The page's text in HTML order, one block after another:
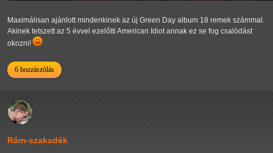
Maximálisan ajánlott mindenkinek az új Green Day album 18 remek számmal.
Akinek tetszett az 5 évvel ezelőtti American Idiot annak ez se fog csalódást
okozni!
6 hozzászólás
Rám-szakadék